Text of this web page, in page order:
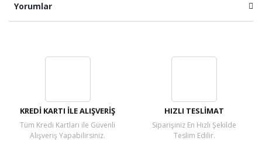
Yorumlar
KREDİ KARTI İLE ALIŞVERİŞ
Tüm Kredi Kartları ile Güvenli
Alışveriş Yapabilirsiniz.
HIZLI TESLİMAT
Siparişiniz En Hızlı Şekilde
Teslim Edilir.